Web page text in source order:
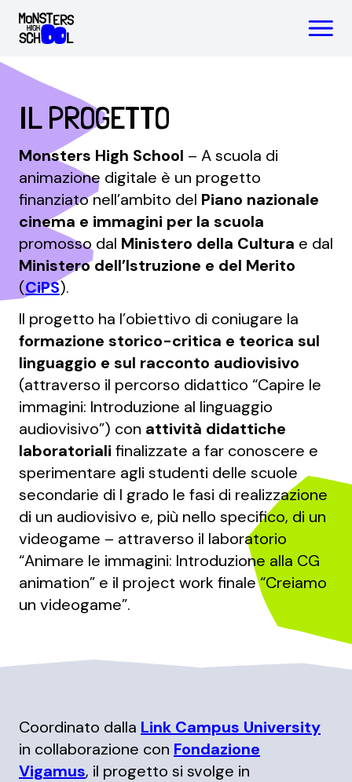
IL PROGETTO
Monsters High School – A scuola di
animazione digitale è un progetto
finanziato nell’ambito del Piano nazionale
cinema e immagini per la scuola
promosso dal Ministero della Cultura e dal
Ministero dell’Istruzione e del Merito
(CiPS).
Il progetto ha l’obiettivo di coniugare la
formazione storico-critica e teorica sul
linguaggio e sul racconto audiovisivo
(attraverso il percorso didattico “Capire le
immagini: Introduzione al linguaggio
audiovisivo”) con attività didattiche
laboratoriali finalizzate a far conoscere e
sperimentare agli studenti delle scuole
secondarie di I grado le fasi di realizzazione
di un audiovisivo e, più nello specifico, di un
videogame – attraverso il laboratorio
“Animare le immagini: Introduzione alla CG
animation” e il project work finale “Creiamo
un videogame”.
Coordinato dalla Link Campus University
in collaborazione con Fondazione
Vigamus, il progetto si svolge in